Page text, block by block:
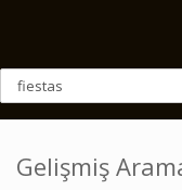
Gelişmiş